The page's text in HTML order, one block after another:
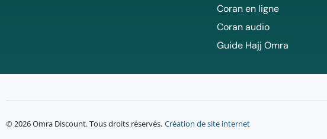
Coran en ligne
Coran audio
Guide Hajj Omra
© 2026 Omra Discount. Tous droits réservés. Création de site internet